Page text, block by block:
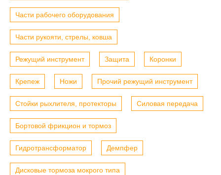
Части рабочего оборудования
Части рукояти, стрелы, ковша
Режущий инструмент Защита Коронки
Крепеж Ножи Прочий режущий инструмент
Стойки рыхлителя, протекторы Силовая передача
Бортовой фрикцион и тормоз
Гидротрансформатор Демпфер
Дисковые тормоза мокрого типа